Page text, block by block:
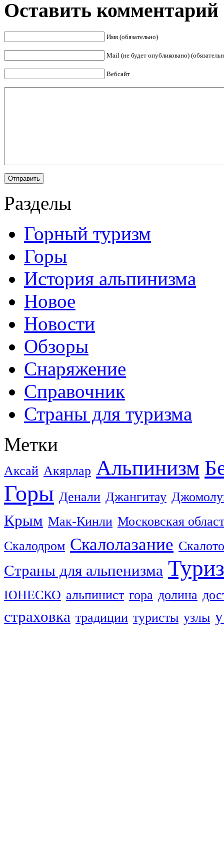
Оставить комментарий
Имя (обязательно)
Mail (не будет опубликовано)
Вебсайт
Разделы
Горный туризм
Горы
История альпинизма
Новое
Новости
Обзоры
Снаряжение
Справочник
Страны для туризма
Метки
Аксай Акярлар Альпинизм
Горы Денали Джангитау
Крым Мак-Кинли Московская
Скалодром Скалолазание
Страны для альпенизма
ЮНЕСКО альпинист гора долина
страховка традиции туристы узлы